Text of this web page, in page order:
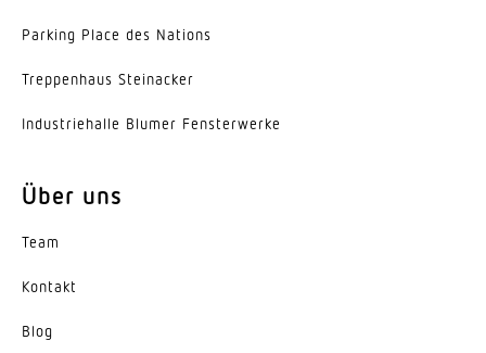
Parking Place des Nations
Trep­penhaus Steinacker
Indus­trie­halle Blumer Fensterwerke
Über uns
Team
Kontakt
Blog